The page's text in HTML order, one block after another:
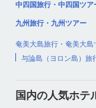
中四国旅行・中四国ツア
九州旅行・九州ツアー
奄美大島旅行・奄美大島
与論島（ヨロン島）旅
国内の人気ホテ